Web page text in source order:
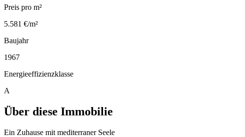
Preis pro m²
5.581 €/m²
Baujahr
1967
Energieeffizienzklasse
A
Über diese Immobilie
Ein Zuhause mit mediterraner Seele